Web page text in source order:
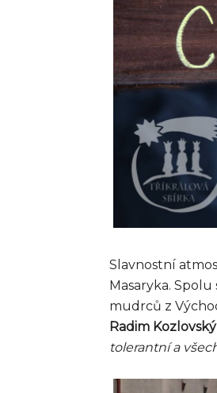
Slavnostní
Masaryka.
mudrců z
Radim Kozlovský
tolerantní a